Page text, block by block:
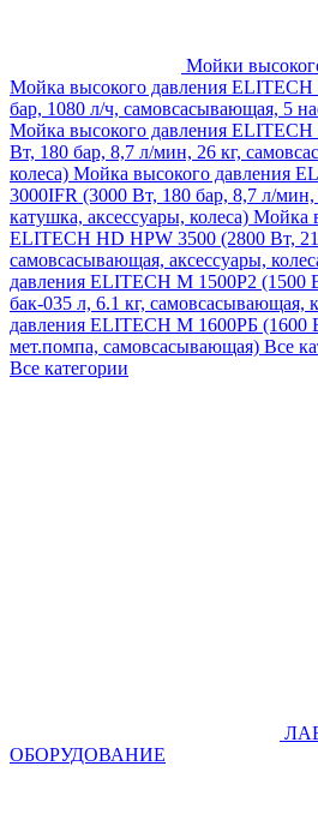
Мойки
Мойка высокого давления
бар, 1080 л/ч, самовсасывающая, 5
Мойка высокого давления
Вт, 180 бар, 8,7 л/мин, 26 кг,
колеса) Мойка высокого давления
3000IFR (3000 Вт, 180 бар, 8,7 л/
катушка, аксессуары, колеса) Мойка
ELITECH HD HPW 3500 (2800 Вт,
самовсасывающая, аксессуары,
давления ELITECH M 1500P2 (1500
бак-035 л, 6.1 кг, самовсасывающая,
давления ELITECH М 1600РБ (1600
мет.помпа, самовсасывающая) Все
Все категории
ОБОРУДОВАНИЕ